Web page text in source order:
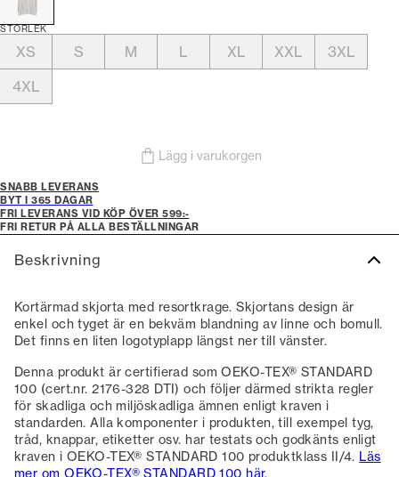
STORLEK
XS S M L XL XXL
3XL
4XL
Lägg i varukorgen
SNABB LEVERANS
BYT I 365 DAGAR
FRI LEVERANS VID KÖP ÖVER 599:-
FRI RETUR PÅ ALLA BESTÄLLNINGAR
Beskrivning
Kortärmad skjorta med resortkrage. Skjortans design är
enkel och tyget är en bekväm blandning av linne och bomull.
Det finns en liten logotyplapp längst ner till vänster.
Denna produkt är certifierad som OEKO-TEX® STANDARD
100 (cert.nr. 2176-328 DTI) och följer därmed strikta regler
för skadliga och miljöskadliga ämnen enligt kraven i
standarden. Alla komponenter i produkten, till exempel tyg,
tråd, knappar, etiketter osv. har testats och godkänts enligt
kraven i OEKO-TEX® STANDARD 100 produktklass II/4. Läs
mer om OEKO-TEX® STANDARD 100 här.